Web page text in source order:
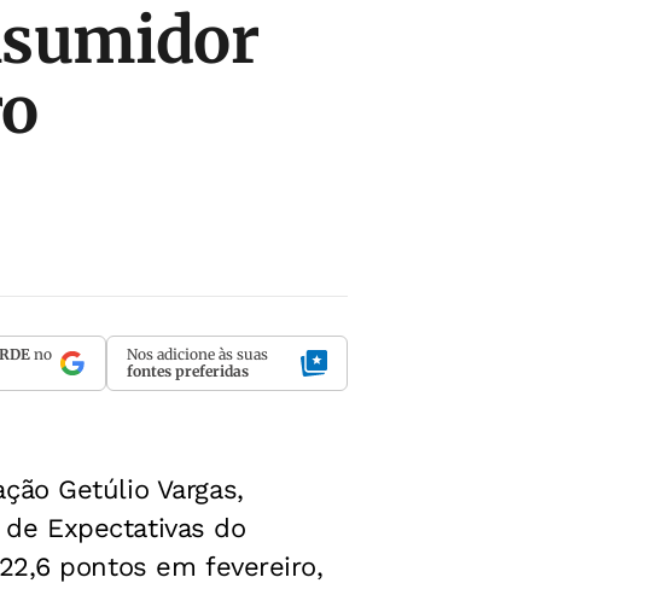
no
Nos adicione às suas
fontes preferidas
Getúlio Vargas,
Expectativas do
pontos em fevereiro,